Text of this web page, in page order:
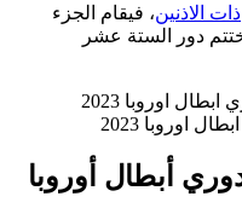
، فيقام الجزء
ويختتم دور الستة عشر